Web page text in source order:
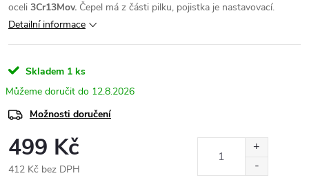
oceli 3Cr13Mov. Čepel má z části pilku, pojistka je nastavovací.
Detailní informace
Skladem 1 ks
12.8.2026
Možnosti doručení
499 Kč
412 Kč bez DPH